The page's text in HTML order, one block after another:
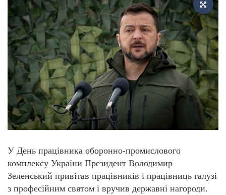
У День працівника оборонно-промислового
комплексу України Президент Володимир
Зеленський привітав працівників і працівниць галузі
з професійним святом і вручив державні нагороди.